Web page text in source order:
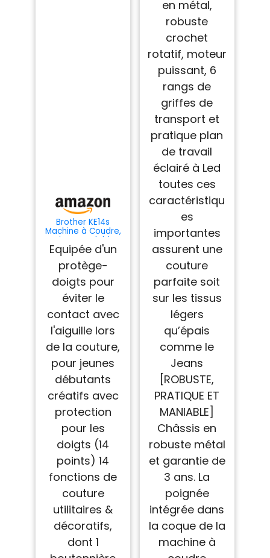
Brother KE14s
Machine à Coudre,
Acier Inoxydable,
Blanc/Rose, 40 x 15
x 31 cm
Equipée d'un
protège-
doigts pour
éviter le
contact avec
l'aiguille lors
de la couture,
pour jeunes
débutants
créatifs avec
protection
pour les
doigts (14
points) 14
fonctions de
couture
utilitaires &
décoratifs,
dont 1
en métal,
robuste
crochet
rotatif, moteur
puissant, 6
rangs de
griffes de
transport et
pratique plan
de travail
éclairé à Led
toutes ces
caractéristiqu
es
importantes
assurent une
couture
parfaite soit
sur les tissus
légers
qu’épais
comme le
Jeans
[ROBUSTE,
PRATIQUE ET
MANIABLE]
Châssis en
robuste métal
et garantie de
3 ans. La
poignée
intégrée dans
la coque de la
machine à